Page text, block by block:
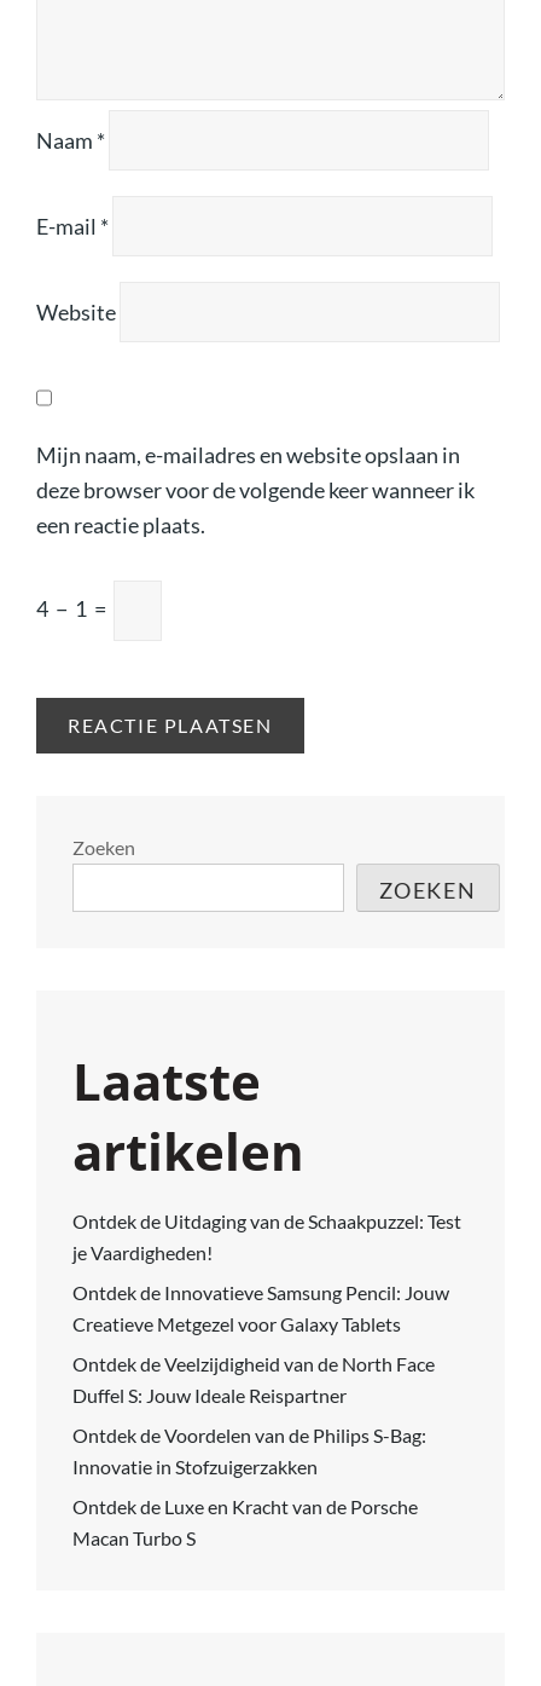
Naam *
E-mail *
Website
Mijn naam, e-mailadres en website opslaan in
deze browser voor de volgende keer wanneer ik
een reactie plaats.
4 − 1 =
Zoeken
ZOEKEN
Laatste
artikelen
Ontdek de Uitdaging van de Schaakpuzzel: Test
je Vaardigheden!
Ontdek de Innovatieve Samsung Pencil: Jouw
Creatieve Metgezel voor Galaxy Tablets
Ontdek de Veelzijdigheid van de North Face
Duffel S: Jouw Ideale Reispartner
Ontdek de Voordelen van de Philips S-Bag:
Innovatie in Stofzuigerzakken
Ontdek de Luxe en Kracht van de Porsche
Macan Turbo S